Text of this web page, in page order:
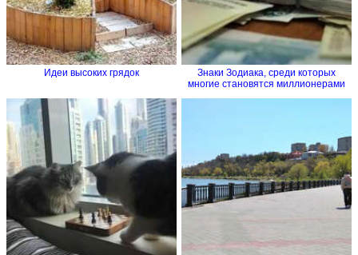
Идеи высоких грядок
Знаки Зодиака, среди которых
многие становятся миллионерами